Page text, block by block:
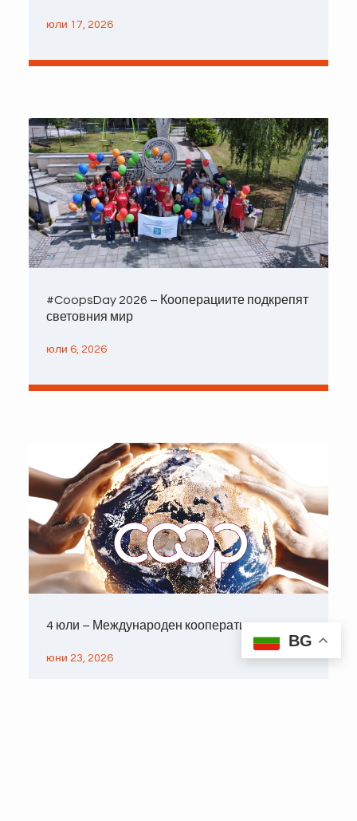
юли 17, 2026
#CoopsDay 2026 – Кооперациите подкрепят
световния мир
юли 6, 2026
4 юли – Международен кооперативен ден
юни 23, 2026
BG